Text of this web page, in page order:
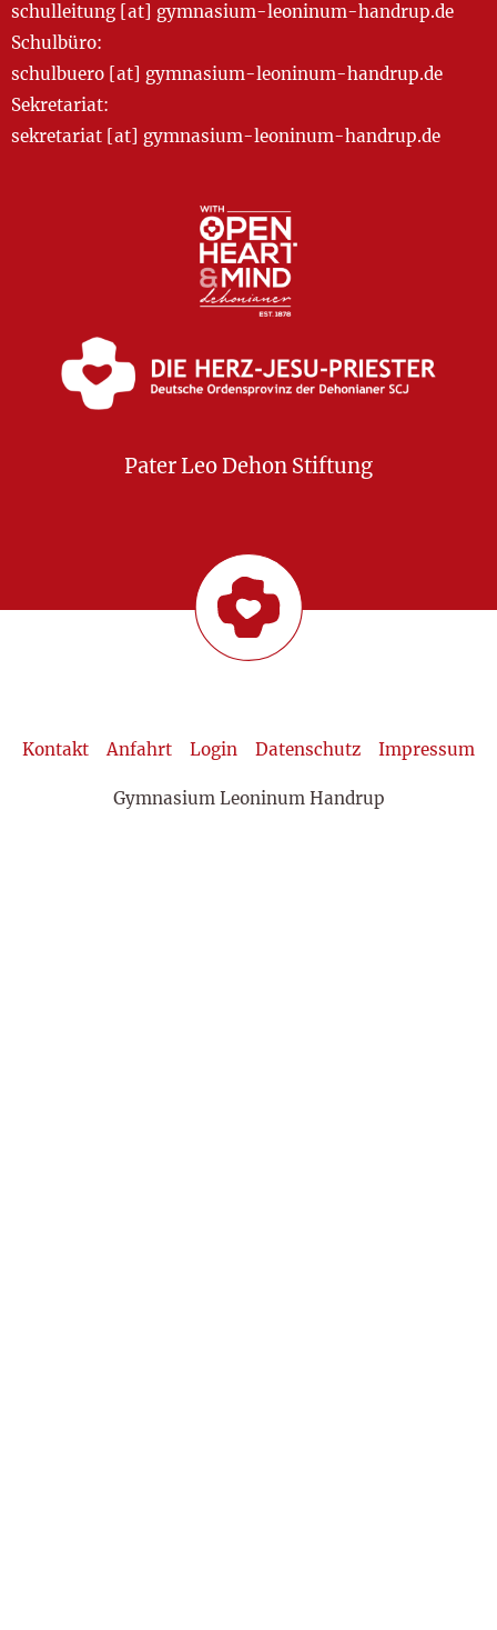
schulleitung [at] gymnasium-leoninum-handrup.de
Schulbüro:
schulbuero [at] gymnasium-leoninum-handrup.de
Sekretariat:
sekretariat [at] gymnasium-leoninum-handrup.de
Pater Leo Dehon Stiftung
Kontakt Anfahrt Login Datenschutz Impressum
Gymnasium Leoninum Handrup